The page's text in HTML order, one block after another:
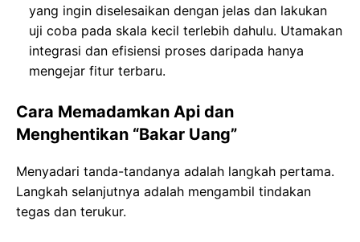
yang ingin diselesaikan dengan jelas dan lakukan
uji coba pada skala kecil terlebih dahulu. Utamakan
integrasi dan efisiensi proses daripada hanya
mengejar fitur terbaru.
Cara Memadamkan Api dan
Menghentikan “Bakar Uang”
Menyadari tanda-tandanya adalah langkah pertama.
Langkah selanjutnya adalah mengambil tindakan
tegas dan terukur.